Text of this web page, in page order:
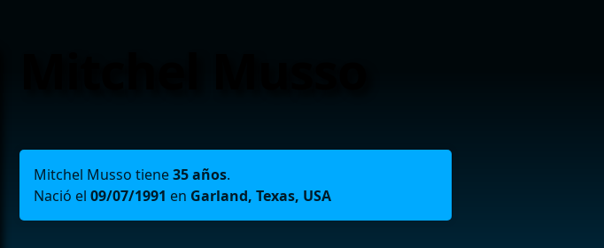
Mitchel Musso tiene35 años.
Nació el 09/07/1991 en Garland, Texas, USA